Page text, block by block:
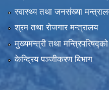
स्वास्थ्य तथा जनसंख्या
श्रम तथा रोजगार मन्त्रालय
मुख्यमन्त्री तथा
केन्द्रिय पञ्जीकरण बिभाग